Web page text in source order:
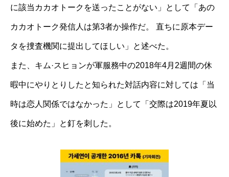
に該当カカオトークを送ったことがない」として「あの
カカオトーク発信人は第3者か操作だ。 直ちに原本デー
タを捜査機関に提出してほしい」と述べた。
また、キム·スヒョンが軍服務中の2018年4月2週間の休
暇中にやりとりしたと知られた対話内容に対しては「当
時は恋人関係ではなかった」として「交際は2019年夏以
後に始めた」と釘を刺した。